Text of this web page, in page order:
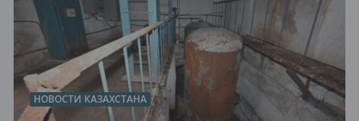
НОВОСТИ КАЗАХСТАНА